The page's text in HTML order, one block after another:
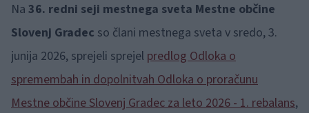
Na 36. redni seji mestnega sveta Mestne občine
Slovenj Gradec so člani mestnega sveta v sredo, 3.
junija 2026, sprejeli sprejel predlog Odloka o
spremembah in dopolnitvah Odloka o proračunu
Mestne občine Slovenj Gradec za leto 2026 - 1. rebalans,